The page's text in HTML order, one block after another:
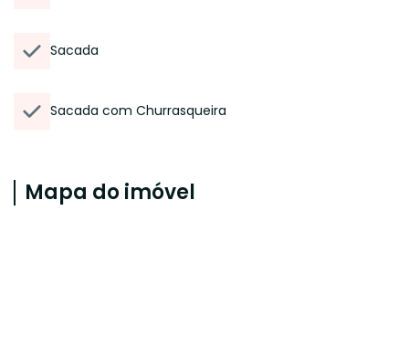
Sacada
Sacada com Churrasqueira
Mapa do imóvel